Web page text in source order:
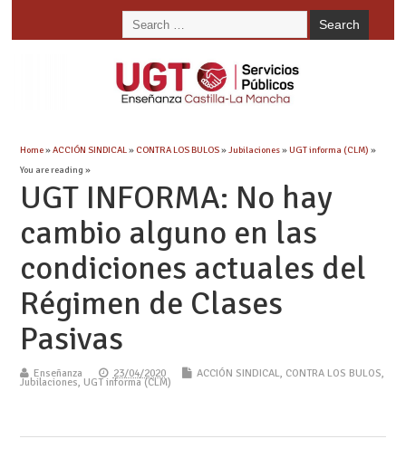
Home»ACCIÓN SINDICAL» CONTRA LOS BULOS»Jubilaciones»UGT informa (CLM) »
You are reading »
UGT INFORMA: No hay
cambio alguno en las
condiciones actuales del
Régimen de Clases
Pasivas
Enseñanza 23/04/2020 ACCIÓN SINDICAL, CONTRA LOS BULOS,
Jubilaciones, UGT informa (CLM)